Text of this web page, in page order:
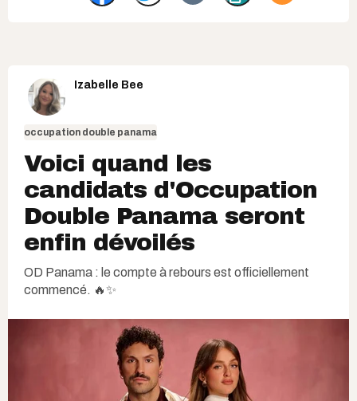
Izabelle Bee
occupation double panama
Voici quand les
candidats d'Occupation
Double Panama seront
enfin dévoilés
OD Panama : le compte à rebours est officiellement
commencé. 🔥✨